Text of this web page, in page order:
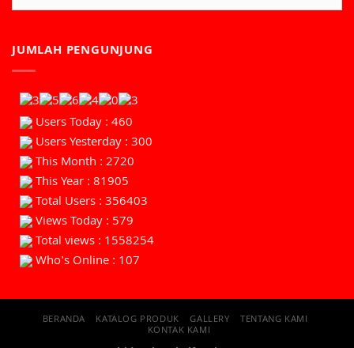
JUMLAH PENGUNJUNG
Users Today : 460
Users Yesterday : 300
This Month : 2720
This Year : 81905
Total Users : 356403
Views Today : 579
Total views : 1558254
Who's Online : 107
BERANDA KATALOG PRODUK GALLERY TENTANG KAMI
KONTAK KAMI